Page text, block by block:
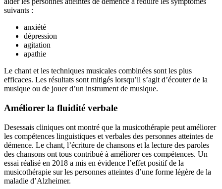
suivants :
anxiété
dépression
agitation
apathie
Le chant et les techniques musicales combinées sont les plus
efficaces. Les résultats sont mitigés lorsqu’il s’agit d’écouter de la
musique ou de jouer d’un instrument de musique.
Améliorer la fluidité verbale
Desessais cliniques ont montré que la musicothérapie peut améliorer
les compétences linguistiques et verbales des personnes atteintes de
démence. Le chant, l’écriture de chansons et la lecture des paroles
des chansons ont tous contribué à améliorer ces compétences. Un
essai réalisé en 2018 a mis en évidence l’effet positif de la
musicothérapie sur les personnes atteintes d’une forme légère de la
maladie d’Alzheimer.